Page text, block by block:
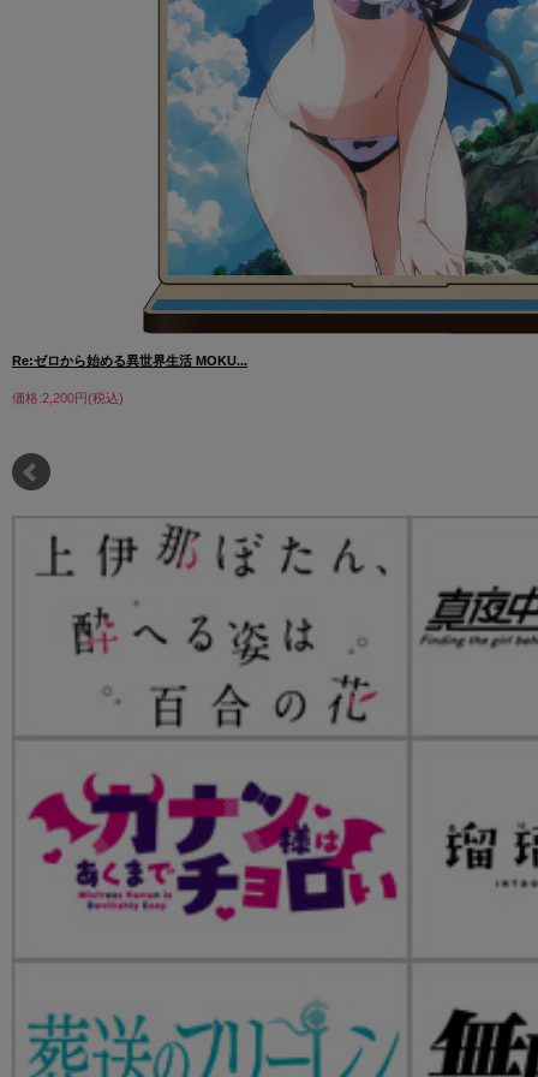
Re:ゼロから始める異世界生活 MOKU...
価格:2,200円(税込)